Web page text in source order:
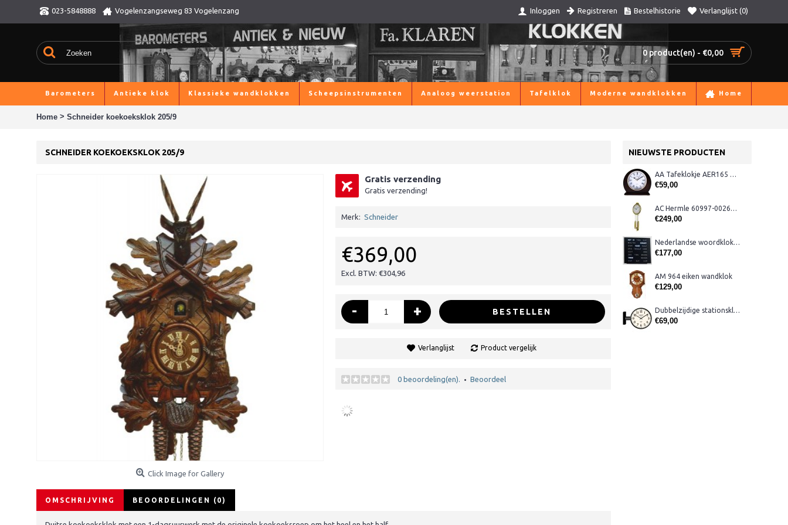
023-5848888 Vogelenzangseweg 83 Vogelenzang Inloggen Registreren Bestelhistorie Verlanglijst (0)
0 product(en) - €0,00
Barometers Antieke klok Klassieke wandklokken Scheepsinstrumenten Analoog weerstation Tafelklok Moderne wandklokken Home
Home > Schneider koekoeksklok 205/9
NIEUWSTE PRODUCTEN
AA Tafeklokje AER165 noten
€59,00
AC Hermle 60997-00261 wandklok
€249,00
Nederlandse woordklok zwart AMS 1265
€177,00
AM 964 eiken wandklok
€129,00
Dubbelzijdige stationsklok metaal 1879
€69,00
SCHNEIDER KOEKOEKSKLOK 205/9
Click Image for Gallery
Gratis verzending
Gratis verzending!
Merk: Schneider
€369,00
Excl. BTW: €304,96
- + BESTELLEN
Verlanglijst Product vergelijk
0 beoordeling(en). • Beoordeel
OMSCHRIJVING BEOORDELINGEN (0)